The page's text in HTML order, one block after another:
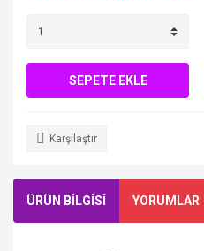
SEPETE EKLE
Karşılaştır
ÜRÜN BİLGİSİ YORUMLAR